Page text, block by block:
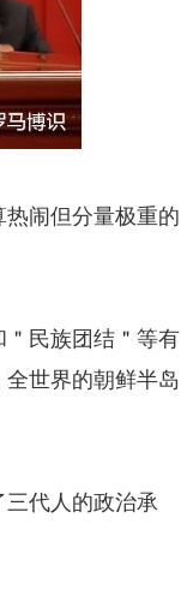
闹但分量极重的
民族团结＂等有
世界的朝鲜半岛
代人的政治承